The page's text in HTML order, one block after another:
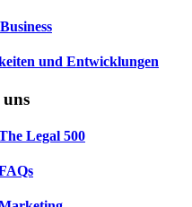
und Entwicklungen
Legal 500